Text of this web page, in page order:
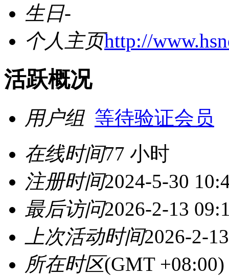
生日-
个人主页http://
活跃概况
用户组 等待验证会员
在线时间77 小时
注册时间2024-5-30
最后访问2026-2-13
上次活动时间2026-2-
所在时区(GMT